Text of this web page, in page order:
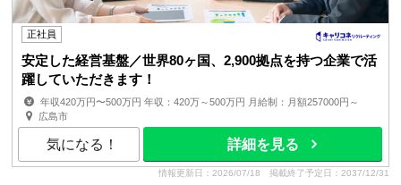
正社員
安定した経営基盤／世界80ヶ国、2,900拠点を持つ企業で活
躍していただきます！
年収420万円〜500万円 年収：420万～500万円 月給制：月額257000円～
賞与：年2回 昇給：年1回 ■経験、スキル、年齢を考慮の上...
広島市
気になる！ 詳細を見る
情報更新日：2026/07/18 掲載終了予定日：2037/12/31